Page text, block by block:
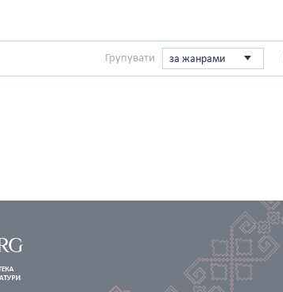
Групувати за жанрами